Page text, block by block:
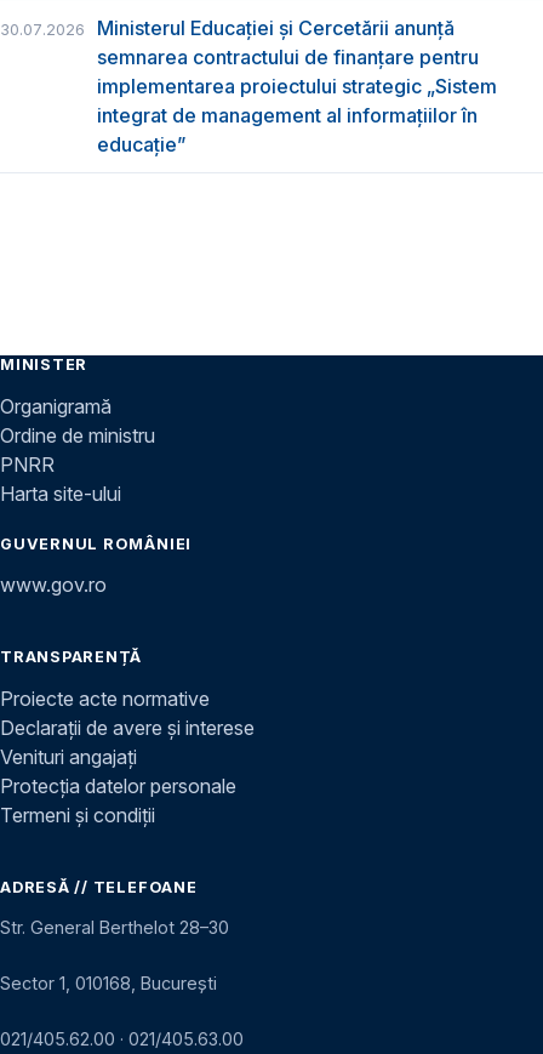
30.07.2026
Ministerul Educației și Cercetării anunță
semnarea contractului de finanțare pentru
implementarea proiectului strategic „Sistem
integrat de management al informațiilor în
educație”
MINISTER
Organigramă
Ordine de ministru
PNRR
Harta site-ului
GUVERNUL ROMÂNIEI
www.gov.ro
TRANSPARENȚĂ
Proiecte acte normative
Declarații de avere și interese
Venituri angajați
Protecția datelor personale
Termeni și condiții
ADRESĂ // TELEFOANE
Str. General Berthelot 28–30
Sector 1, 010168, București
021/405.62.00 · 021/405.63.00